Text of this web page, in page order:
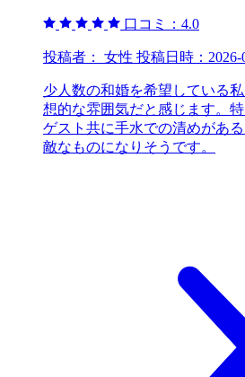
口コミ： 4.0
投稿者： 女性 投稿日時： 2026-
少人数の和婚を希望している
想的な雰囲気だと感じます。
ゲスト共に手水での清めがあ
敵なものになりそうです。